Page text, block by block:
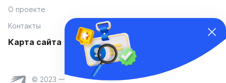
О проекте
Контакты
Карта сайта
© 2023 — Coinmania